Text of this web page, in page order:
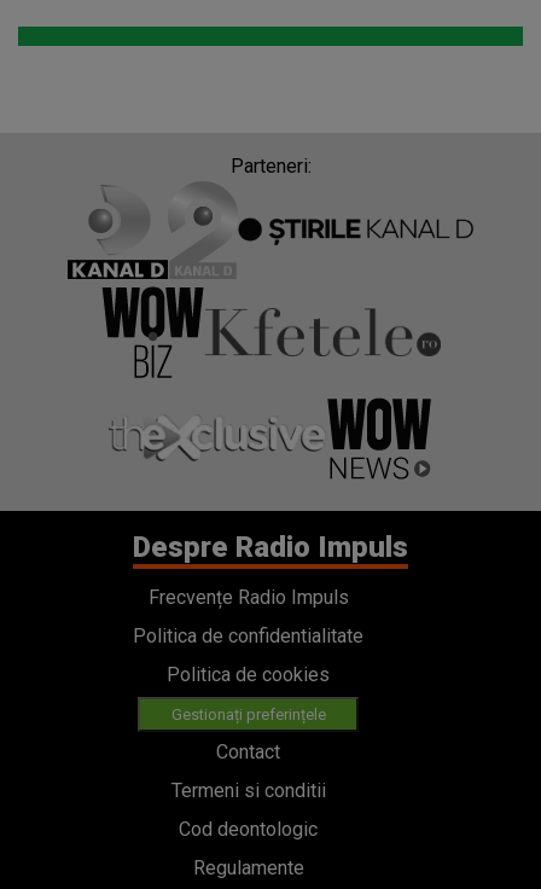
Parteneri:
Despre Radio Impuls
Frecvențe Radio Impuls
Politica de confidentialitate
Politica de cookies
Gestionați preferințele
Contact
Termeni si conditii
Cod deontologic
Regulamente